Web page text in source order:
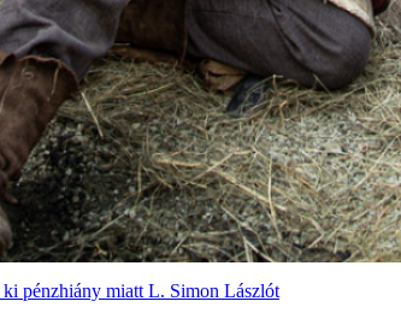
pénzhiány miatt L. Simon Lászlót